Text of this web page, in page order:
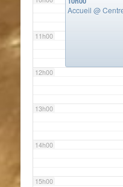
11h00
12h00
13h00
14h00
15h00
Accueil @